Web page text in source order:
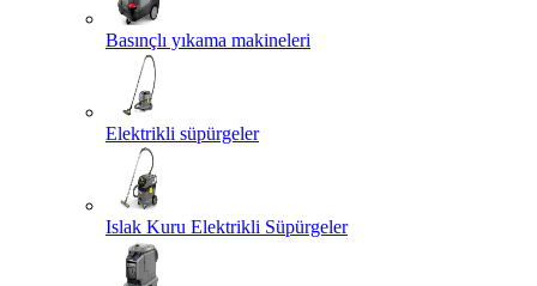
Basınçlı yıkama makineleri
Elektrikli süpürgeler
Islak Kuru Elektrikli Süpürgeler